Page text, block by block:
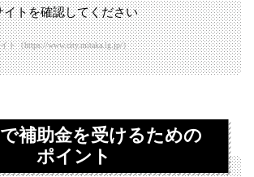
トを確認してください
ト（https://www.city.mitaka.lg.jp/）
補助金を受けるための
ポイント